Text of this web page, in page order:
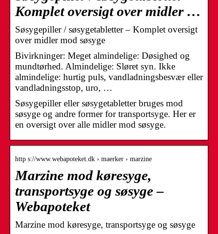
Komplet oversigt over midler …
Søsygepiller / søsygetabletter – Komplet oversigt
over midler mod søsyge
Bivirkninger: Meget almindelige: Døsighed og
mundtørhed. Almindelige: Sløret syn. Ikke
almindelige: hurtig puls, vandladningsbesvær eller
vandladningsstop, uro, …
Søsygepiller eller søsygetabletter bruges mod
søsyge og andre former for transportsyge. Her er
en oversigt over alle midler mod søsyge.
http s://www.webapoteket.dk › maerker › marzine
Marzine mod køresyge,
transportsyge og søsyge –
Webapoteket
Marzine mod køresyge, transportsyge og søsyge